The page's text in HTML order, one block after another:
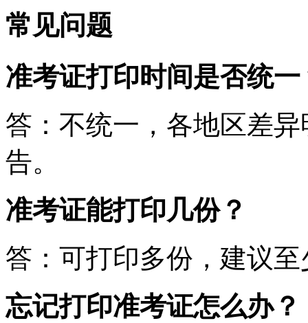
常见问题
准考证打印时间是否统一
答：不统一，各地区差
告。
准考证能打印几份？
答：可打印多份，建议
忘记打印准考证怎么办？